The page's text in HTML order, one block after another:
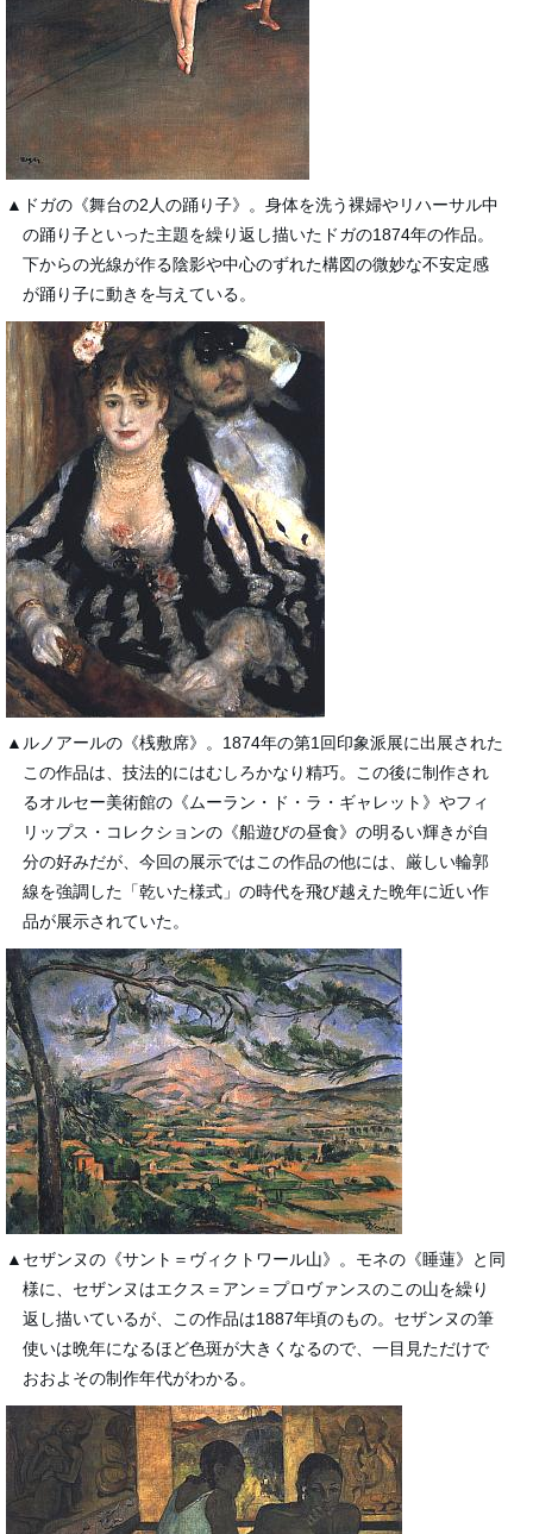
▲ドガの《舞台の2人の踊り子》。身体を洗う裸婦やリハーサル中
の踊り子といった主題を繰り返し描いたドガの1874年の作品。
下からの光線が作る陰影や中心のずれた構図の微妙な不安定感
が踊り子に動きを与えている。
▲ルノアールの《桟敷席》。1874年の第1回印象派展に出展された
この作品は、技法的にはむしろかなり精巧。この後に制作され
るオルセー美術館の《ムーラン・ド・ラ・ギャレット》やフィ
リップス・コレクションの《船遊びの昼食》の明るい輝きが自
分の好みだが、今回の展示ではこの作品の他には、厳しい輪郭
線を強調した「乾いた様式」の時代を飛び越えた晩年に近い作
品が展示されていた。
▲セザンヌの《サント＝ヴィクトワール山》。モネの《睡蓮》と同
様に、セザンヌはエクス＝アン＝プロヴァンスのこの山を繰り
返し描いているが、この作品は1887年頃のもの。セザンヌの筆
使いは晩年になるほど色斑が大きくなるので、一目見ただけで
おおよその制作年代がわかる。